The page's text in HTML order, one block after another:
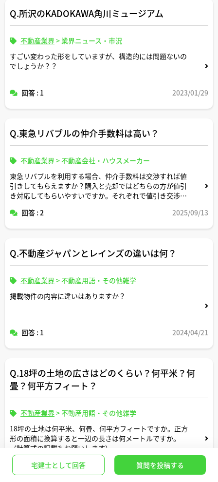
Q.所沢のKADOKAWA角川ミュージアム
不動産業界> 業界ニュース・市況
すごい変わった形をしていますが、構造的には問題ないの
でしょうか？？
回答 : 1 2023/01/29
Q.東急リバブルの仲介手数料は高い？
不動産業界>不動産会社・ハウスメーカー
東急リバブルを利用する場合、仲介手数料は交渉すれば値
引きしてもらえますか？購入と売却ではどちらの方が値引
き対応してもらいやすいですか。それぞれで値引き交渉し
回答 : 2 2025/09/13
Q.不動産ジャパンとレインズの違いは何？
不動産業界>不動産用語・その他雑学
掲載物件の内容に違いはありますか？
回答 : 1 2024/04/21
Q.18坪の土地の広さはどのくらい？何平米？何
畳？何平方フィート？
不動産業界>不動産用語・その他雑学
18坪の土地は何平米、何畳、何平方フィートですか。正方
形の面積に換算すると一辺の長さは何メートルですか。
（計算式の記載もお願いします）
回答 : 2
ベストアンサー 2024/06/27
宅建士として回答 質問を投稿する